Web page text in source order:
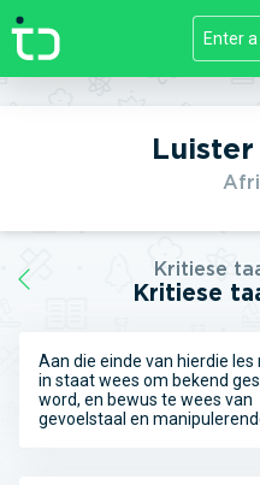
//]]>
Kritiese
Kritiese
Aan die einde van hierdie les
in staat wees om bekend
word, en bewus te wees van
gevoelstaal en